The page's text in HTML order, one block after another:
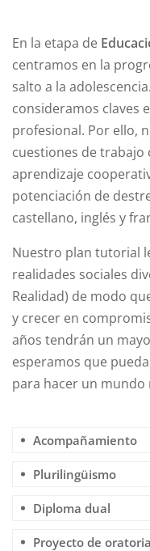
En la etapa de
centramos en la
salto a la
consideramos claves
profesional. Por ello,
cuestiones de
aprendizaje
potenciación de
castellano, inglés y
Nuestro plan tutorial
realidades sociales
Realidad) de modo
y crecer en
años tendrán un
esperamos que
para hacer un mundo
Acompañamiento
Plurilingüismo
Diploma dual
Proyecto de oratoria